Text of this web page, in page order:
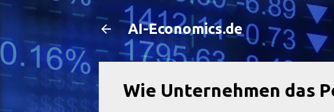
AI-Economics.de
Wie Unternehmen das